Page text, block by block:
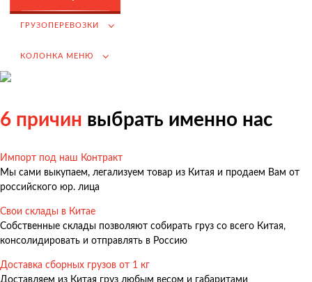
ГРУЗОПЕРЕВОЗКИ
КОЛОНКА МЕНЮ
Грузоперевозки
Грузоперевозки из Китая
Международные перевозки
Автомобильные перевозки
Железнодорожные перевозки
6 причин выбрать именно нас
Импорт под наш Контракт
Мы сами выкупаем, легализуем товар из Китая и продаем Вам от
российского юр. лица
Свои склады в Китае
Собственные склады позволяют собирать груз со всего Китая,
консолидировать и отправлять в Россию
Доставка сборных грузов от 1 кг
Доставляем из Китая груз любым весом и габаритами